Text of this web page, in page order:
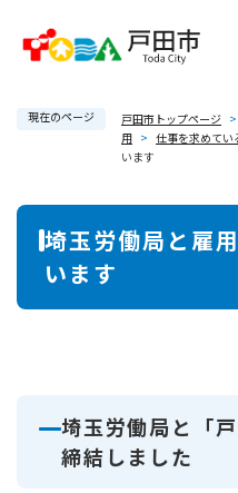
現在のページ 戸田市トップページ >
用 > 仕事を求めてい
います
本
埼玉労働局と雇
います
埼玉労働局と「
締結しました